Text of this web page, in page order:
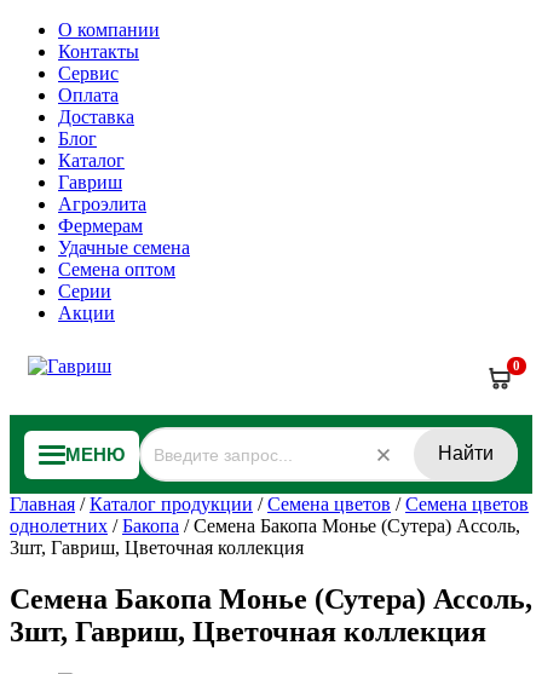
О компании
Контакты
Сервис
Оплата
Доставка
Блог
Каталог
Гавриш
Агроэлита
Фермерам
Удачные семена
Семена оптом
Серии
Акции
0
МЕНЮ Найти
Главная /Каталог продукции /Семена цветов /Семена цветов
однолетних /Бакопа /Семена Бакопа Монье (Сутера) Ассоль,
3шт, Гавриш, Цветочная коллекция
Семена Бакопа Монье (Сутера) Ассоль,
3шт, Гавриш, Цветочная коллекция